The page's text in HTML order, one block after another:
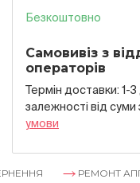
Безкоштовно
Самовивіз з
операторів
Термін доставки: 1-
залежностi вiд суми
умови
РЕМОНТ